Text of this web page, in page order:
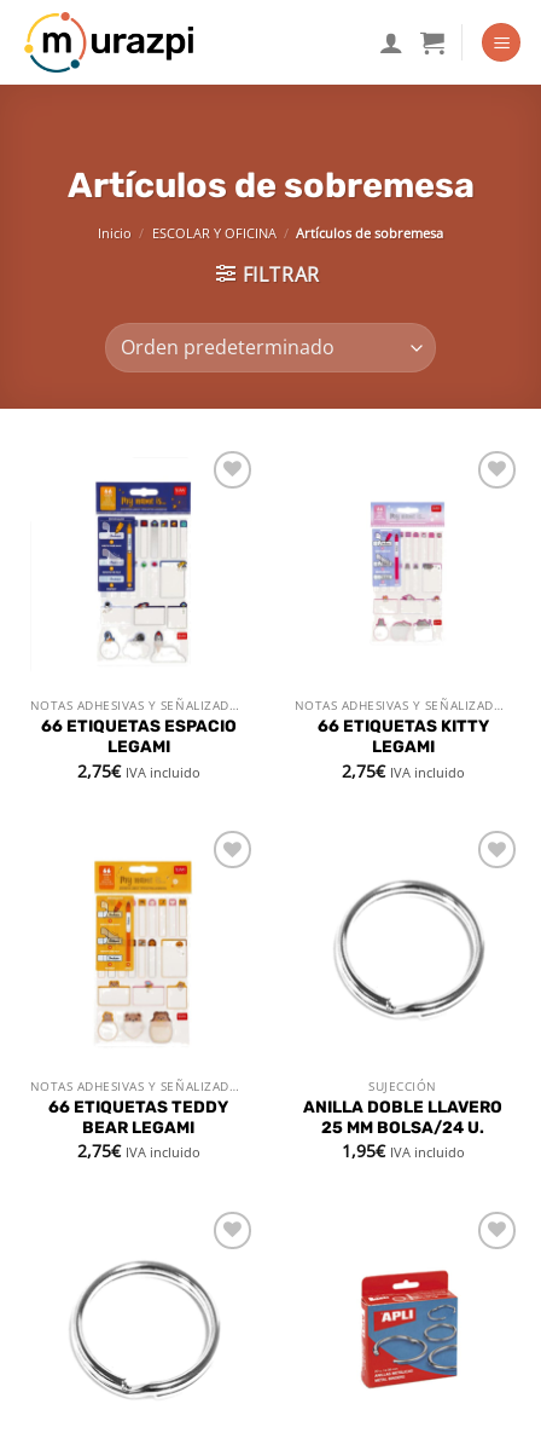
Saltar
contenido
Artículos de sobremesa
Inicio / ESCOLAR Y OFICINA / Artículos de sobremesa
FILTRAR
NOTAS ADHESIVAS Y SEÑALIZADORES
66 ETIQUETAS ESPACIO
LEGAMI
2,75€ IVA incluido
NOTAS ADHESIVAS Y SEÑALIZADORES
66 ETIQUETAS KITTY
LEGAMI
2,75€ IVA incluido
NOTAS ADHESIVAS Y SEÑALIZADORES
66 ETIQUETAS TEDDY
BEAR LEGAMI
2,75€ IVA incluido
lista de
deseos
SUJECCIÓN
ANILLA DOBLE LLAVERO
25 MM BOLSA/24 U.
1,95€ IVA incluido
lista de
deseos